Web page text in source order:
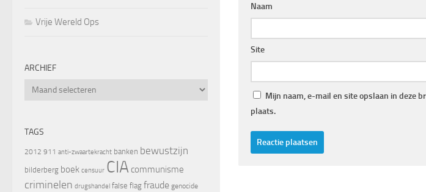
Naam
Site
Mijn naam, e-mail en site opslaan in deze
plaats.
Vrije Wereld Ops
ARCHIEF
Archief
TAGS
2012 911 anti-zwaartekracht banken bewustzijn
bilderberg boek censuur CIA communisme
criminelen drugshandel false flag fraude genocide